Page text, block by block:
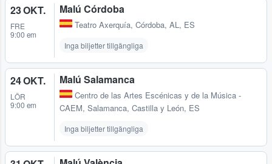
23 OKT.
FRE
9:00 em
Malú Córdoba
Teatro Axerquía, Córdoba, AL, ES
Inga biljetter tillgängliga
24 OKT.
LÖR
9:00 em
Malú Salamanca
Centro de las Artes Escénicas y de la Música -
CAEM, Salamanca, Castilla y León, ES
Inga biljetter tillgängliga